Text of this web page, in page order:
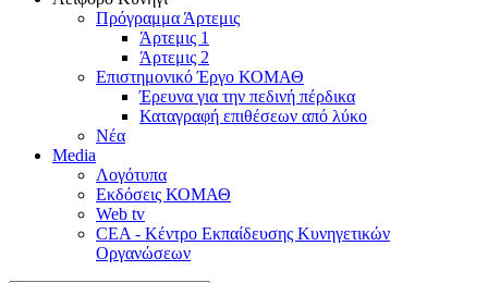
Πρόγραμμα Άρτεμις
Άρτεμις 1
Άρτεμις 2
Επιστημονικό Έργο ΚΟΜΑΘ
Έρευνα για την πεδινή πέρδικα
Καταγραφή επιθέσεων από λύκο
Νέα
Media
Λογότυπα
Εκδόσεις ΚΟΜΑΘ
Web tv
CEA - Κέντρο Εκπαίδευσης Κυνηγετικών
Οργανώσεων